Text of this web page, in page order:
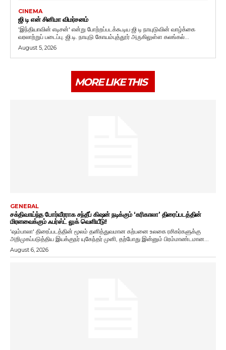
CINEMA
ஜி டி என் சினிமா விமர்சனம்
'இந்தியாவின் எடிசன்' என்று போற்றப்படக்கூடிய ஜி டி நாயுடுவின் வாழ்க்கை
வரலாற்றுப் படைப்பு. ஜி.டி. நாயுடு கோயம்புத்தூர் அருகிலுள்ள கலங்கல்...
August 5, 2026
MORE LIKE THIS
GENERAL
சக்திவாய்ந்த போர்வீரராக சந்தீப் கிஷன் நடிக்கும் ‘கரிகாலா’ திரைப்படத்தின்
மிரளவைக்கும் ஃபர்ஸ்ட் லுக் வெளியீடு!
'ஷம்பாலா' திரைப்படத்தின் மூலம் தனித்துவமான கற்பனை உலகை ரசிகர்களுக்கு
அறிமுகப்படுத்திய இயக்குநர் யுகேந்தர் முனி, தற்போது இன்னும் பிரம்மாண்டமான...
August 6, 2026